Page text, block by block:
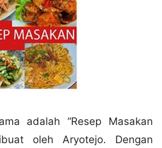
adalah “Resep Masakan
oleh Aryotejo. Dengan